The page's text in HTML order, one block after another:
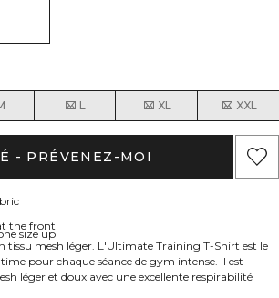
L XL XXL
- PRÉVENEZ-MOI
the front
size up
tissu mesh léger. L'Ultimate Training T-Shirt est le
pour chaque séance de gym intense. Il est
léger et doux avec une excellente respirabilité